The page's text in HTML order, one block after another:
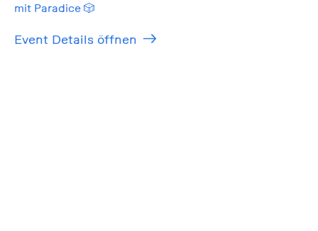
mit Paradice 🎲
Event Details öffnen